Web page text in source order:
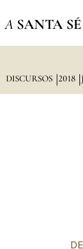
A SANTA SÉ
DISCURSOS 2018
DE